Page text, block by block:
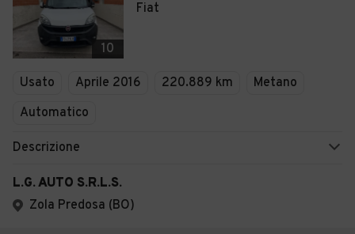
10
Fiat
Usato Aprile 2016 220.889 km
Metano
Automatico
Descrizione
L.G. AUTO S.R.L.S.
Zola Predosa (BO)